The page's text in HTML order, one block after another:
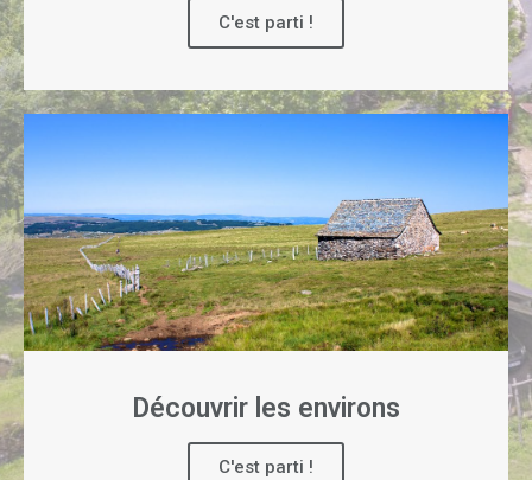
C'est parti !
Découvrir les environs
C'est parti !